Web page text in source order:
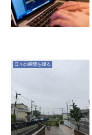
日々の瞬間を綴る